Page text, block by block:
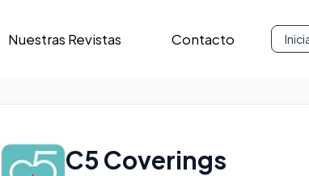
Nuestras Revistas Contacto
C5 Coverings